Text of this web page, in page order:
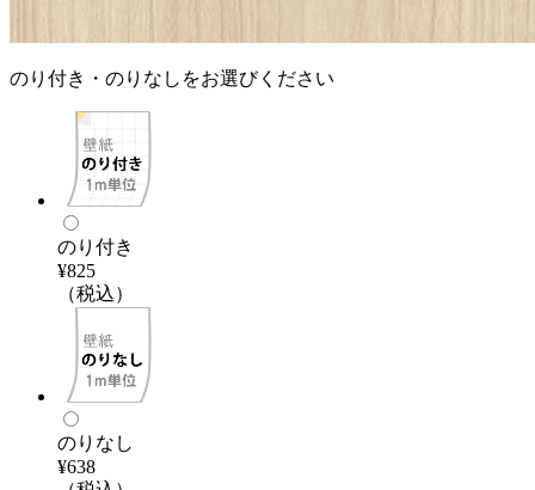
のり付き・のりなしをお選びください
のり付き
¥825
（税込）
のりなし
¥638